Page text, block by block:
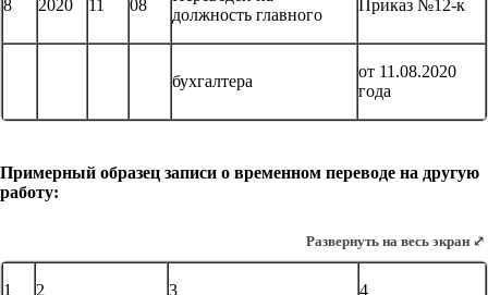
8 2020 11 08
должность главного
Приказ №12-к
бухгалтера
от 11.08.2020
года
Примерный образец записи о временном переводе на другую
работу:
1 2 3 4
Развернуть на весь экран ⤢